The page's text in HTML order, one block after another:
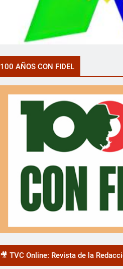
100 AÑOS CON FIDEL
🎥 TVC Online: Revista de la